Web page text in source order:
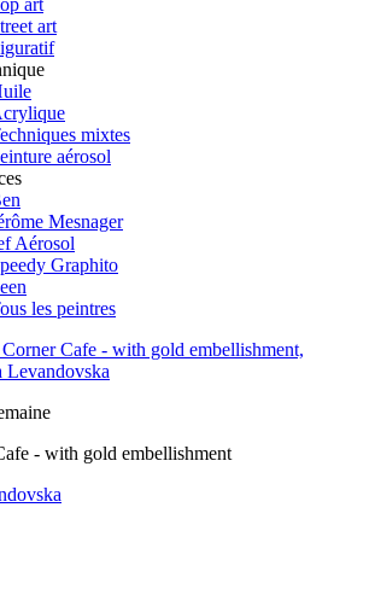
art
mixtes
aérosol
Mesnager
Aérosol
Graphito
les peintres
- with gold embellishment